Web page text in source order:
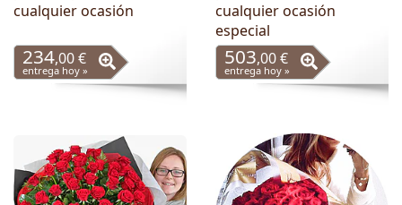
cualquier ocasión
234,00 €
entrega hoy »
cualquier ocasión
especial
503,00 €
entrega hoy »